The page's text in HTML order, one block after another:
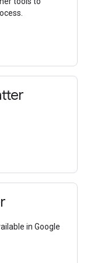
in Google